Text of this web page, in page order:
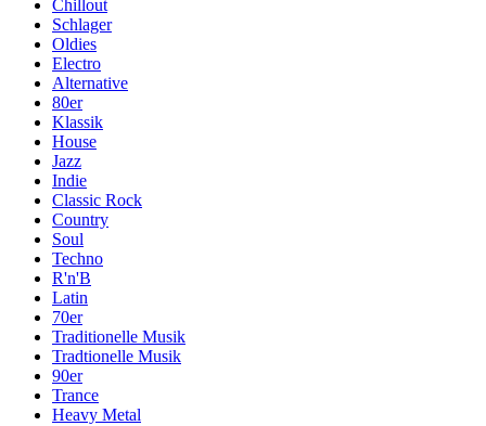
Chillout
Schlager
Oldies
Electro
Alternative
80er
Klassik
House
Jazz
Indie
Classic Rock
Country
Soul
Techno
R'n'B
Latin
70er
Traditionelle Musik
Tradtionelle Musik
90er
Trance
Heavy Metal